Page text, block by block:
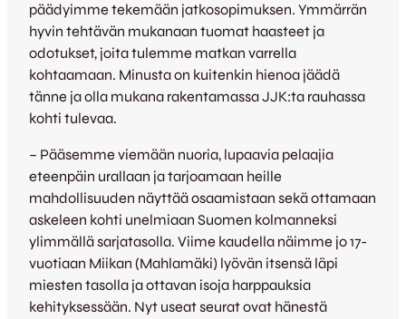
päädyimme tekemään jatkosopimuksen. Ymmärrän
hyvin tehtävän mukanaan tuomat haasteet ja
odotukset, joita tulemme matkan varrella
kohtaamaan. Minusta on kuitenkin hienoa jäädä
tänne ja olla mukana rakentamassa JJK:ta rauhassa
kohti tulevaa.
– Pääsemme viemään nuoria, lupaavia pelaajia
eteenpäin urallaan ja tarjoamaan heille
mahdollisuuden näyttää osaamistaan sekä ottamaan
askeleen kohti unelmiaan Suomen kolmanneksi
ylimmällä sarjatasolla. Viime kaudella näimme jo 17-
vuotiaan Miikan (Mahlamäki) lyövän itsensä läpi
miesten tasolla ja ottavan isoja harppauksia
kehityksessään. Nyt useat seurat ovat hänestä